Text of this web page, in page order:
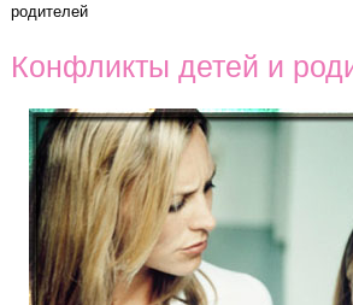
родителей
Конфликты детей и